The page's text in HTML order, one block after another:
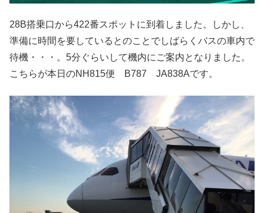
28B搭乗口から422番スポットに到着しました。しかし、
準備に時間を要しているとのことでしばらくバスの車内で
待機・・・。5分ぐらいして機内にご案内となりました。
こちらが本日のNH815便 B787 JA838Aです。